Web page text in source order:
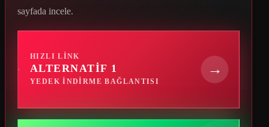
sayfada incele.
HIZLI LINK
ALTERNATIF 1
YEDEK INDIRME BAĞLANTISI
→